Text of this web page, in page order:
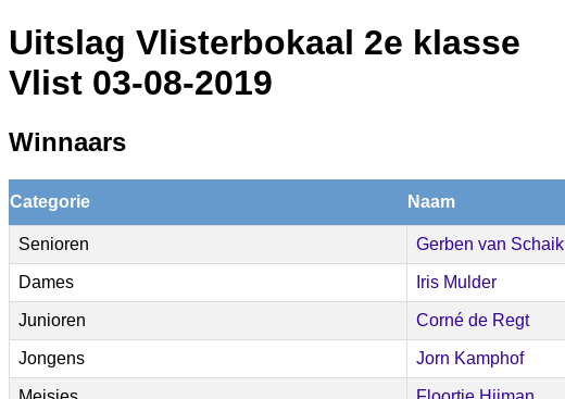
Uitslag Vlisterbokaal 2e klasse
Vlist 03-08-2019
Winnaars
Categorie Naam
Senioren Gerben van Schaik
Dames Iris Mulder
Junioren Corné de Regt
Jongens Jorn Kamphof